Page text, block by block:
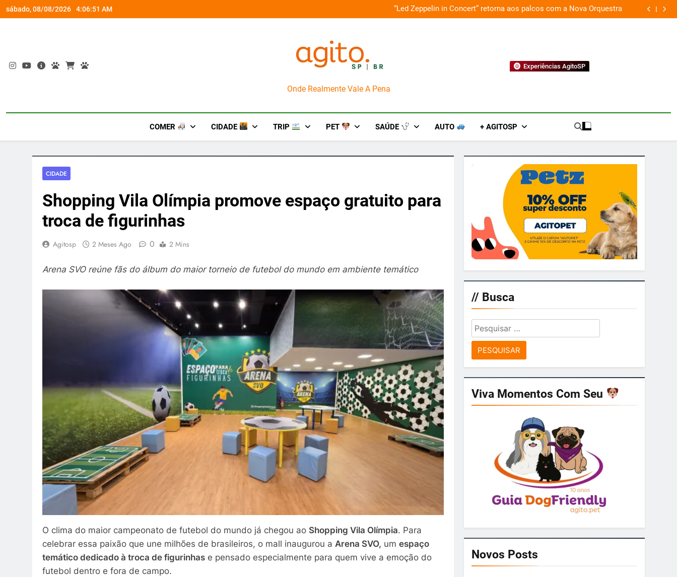
Skip
to
sábado, 08/08/2026 4:06:52 AM
ao diabetes “Led Zeppelin in Concert” retorna aos palcos com a Nova Orquestra Cobasi
AgitoSP
Onde Realmente Vale A Pena
Experiências AgitoSP
COMER CIDADE TRIP PET SAÚDE AUTO + AGITOSP
CIDADE
Shopping Vila Olímpia promove espaço gratuito para
troca de figurinhas
Agitosp 2 Meses Ago 0 2 Mins
Arena SVO reúne fãs do álbum do maior torneio de futebol do mundo em ambiente temático
O clima do maior campeonato de futebol do mundo já chegou ao Shopping Vila Olímpia. Para
celebrar essa paixão que une milhões de brasileiros, o mall inaugurou a Arena SVO, um espaço
temático dedicado à troca de figurinhas e pensado especialmente para quem vive a emoção do
futebol dentro e fora de campo.
// Busca
Pesquisar
por:
Viva Momentos Com Seu
Novos Posts